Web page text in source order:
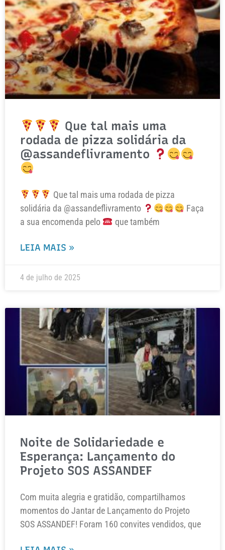
Que tal mais uma
rodada de pizza solidária da
@assandeflivramento
Que tal mais uma rodada de pizza
solidária da @assandeflivramento
Faça
a sua encomenda pelo
que também
LEIA MAIS »
4 de julho de 2025
Noite de Solidariedade e
Esperança: Lançamento do
Projeto SOS ASSANDEF
Com muita alegria e gratidão, compartilhamos
momentos do Jantar de Lançamento do Projeto
SOS ASSANDEF! Foram 160 convites vendidos, que